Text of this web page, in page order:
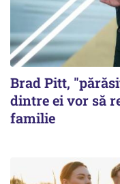
Brad Pitt,
dintre ei vor să
familie